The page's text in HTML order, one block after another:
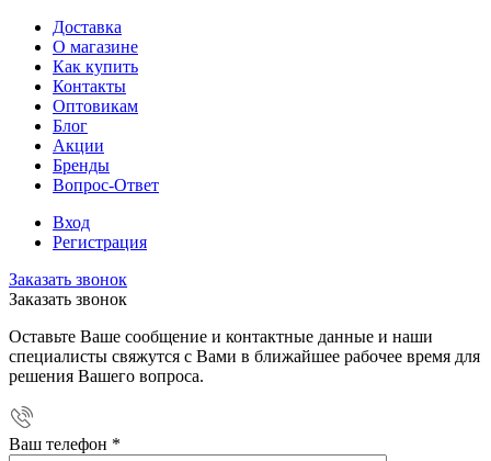
Доставка
О магазине
Как купить
Контакты
Оптовикам
Блог
Акции
Бренды
Вопрос-Ответ
Вход
Регистрация
Заказать звонок
Заказать звонок
Оставьте Ваше сообщение и контактные данные и наши
специалисты свяжутся с Вами в ближайшее рабочее время для
решения Вашего вопроса.
Ваш телефон *